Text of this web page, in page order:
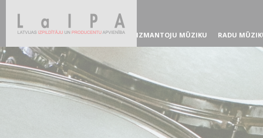
IZMANTOJU MŪZIKU RADU